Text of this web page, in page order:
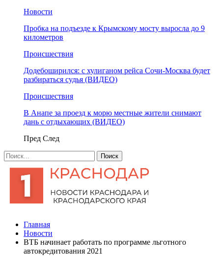
Новости
Пробка на подъезде к Крымскому мосту выросла до 9
километров
Происшествия
Додебоширился: с хулиганом рейса Сочи-Москва будет
разбираться судья (ВИДЕО)
Происшествия
В Анапе за проезд к морю местные жители снимают
дань с отдыхающих (ВИДЕО)
Пред След
Главная
Новости
ВТБ начинает работать по программе льготного
автокредитования 2021